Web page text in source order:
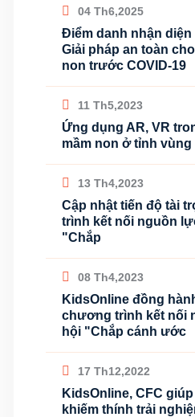
04 Th6,2025
Điểm danh nhận diện
Giải pháp an toàn
non trước COVID-19
11 Th5,2023
Ứng dụng AR, VR
mầm non ở tỉnh vùng
13 Th4,2023
Cập nhật tiến độ tài
trình kết nối nguồn
"Chắp
08 Th4,2023
KidsOnline đồng
chương trình kết nối
hội "Chắp cánh ước
17 Th12,2022
KidsOnline, CFC
khiếm thính trải